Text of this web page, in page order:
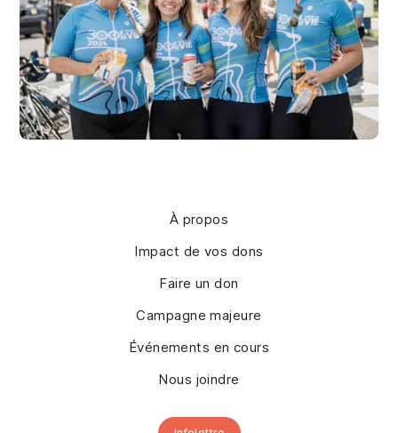
À propos
Impact de vos dons
Faire un don
Campagne majeure
Événements en cours
Nous joindre